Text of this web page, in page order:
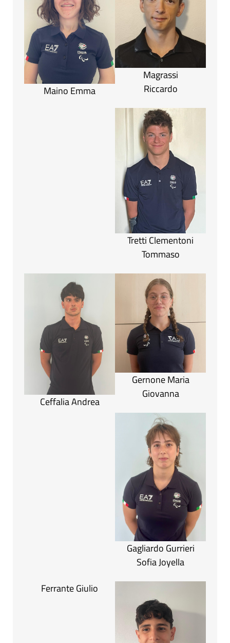
Maino Emma
Magrassi
Riccardo
Tretti Clementoni
Tommaso
Ceffalia Andrea
Gernone Maria
Giovanna
Gagliardo Gurrieri
Sofia Joyella
Ferrante Giulio